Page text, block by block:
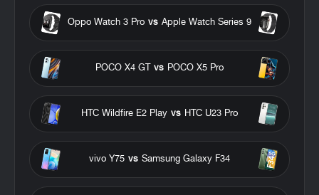
Apple Watch Series 9
vs
Oppo Watch 3 Pro
POCO X5 Pro
vs
POCO X4 GT
HTC U23 Pro
vs
HTC Wildfire E2 Play
Samsung Galaxy F34
vs
vivo Y75